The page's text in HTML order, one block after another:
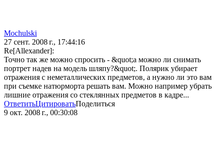
Mochulski
27 сент. 2008 г., 17:44:16
Re[Allexander]:
Точно так же можно спросить - &quot;а можно ли снимать
портрет надев на модель шляпу?&quot;. Полярик убирает
отражения с неметаллических предметов, а нужно ли это вам
при съемке натюрморта решать вам. Можно например убрать
лишние отражения со стеклянных предметов в кадре...
ОтветитьЦитироватьПоделиться
9 окт. 2008 г., 00:30:08